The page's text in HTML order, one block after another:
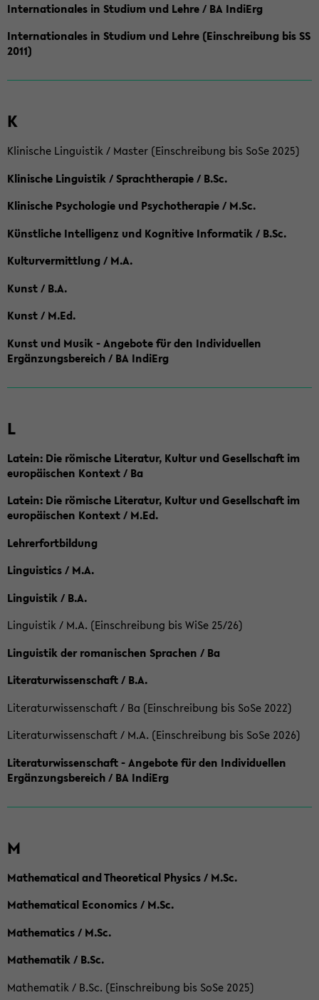
Internationales in Studium und Lehre / BA IndiErg
Internationales in Studium und Lehre (Einschreibung bis SS
2011)
K
Klinische Linguistik / Master (Einschreibung bis SoSe 2025)
Klinische Linguistik / Sprachtherapie / B.Sc.
Klinische Psychologie und Psychotherapie / M.Sc.
Künstliche Intelligenz und Kognitive Informatik / B.Sc.
Kulturvermittlung / M.A.
Kunst / B.A.
Kunst / M.Ed.
Kunst und Musik - Angebote für den Individuellen
Ergänzungsbereich / BA IndiErg
L
Latein: Die römische Literatur, Kultur und Gesellschaft im
europäischen Kontext / Ba
Latein: Die römische Literatur, Kultur und Gesellschaft im
europäischen Kontext / M.Ed.
Lehrerfortbildung
Linguistics / M.A.
Linguistik / B.A.
Linguistik / M.A. (Einschreibung bis WiSe 25/26)
Linguistik der romanischen Sprachen / Ba
Literaturwissenschaft / B.A.
Literaturwissenschaft / Ba (Einschreibung bis SoSe 2022)
Literaturwissenschaft / M.A. (Einschreibung bis SoSe 2026)
Literaturwissenschaft - Angebote für den Individuellen
Ergänzungsbereich / BA IndiErg
M
Mathematical and Theoretical Physics / M.Sc.
Mathematical Economics / M.Sc.
Mathematics / M.Sc.
Mathematik / B.Sc.
Mathematik / B.Sc. (Einschreibung bis SoSe 2025)